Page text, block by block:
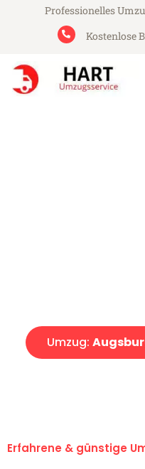
Professionelles
Kostenlose
Umzug:
Erfahrene & günstige